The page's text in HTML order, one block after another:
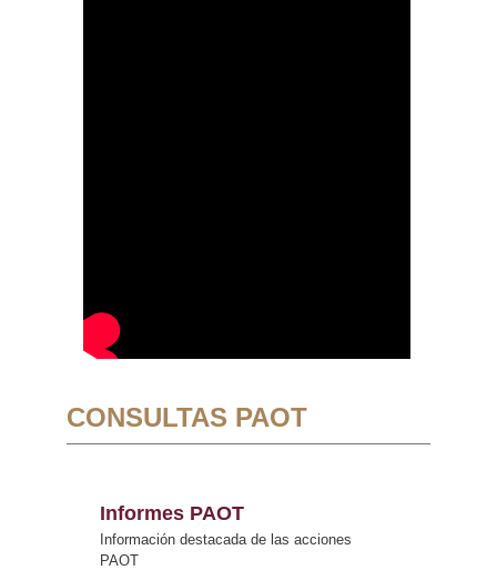
CONSULTAS PAOT
Informes PAOT
Información destacada de las acciones
PAOT